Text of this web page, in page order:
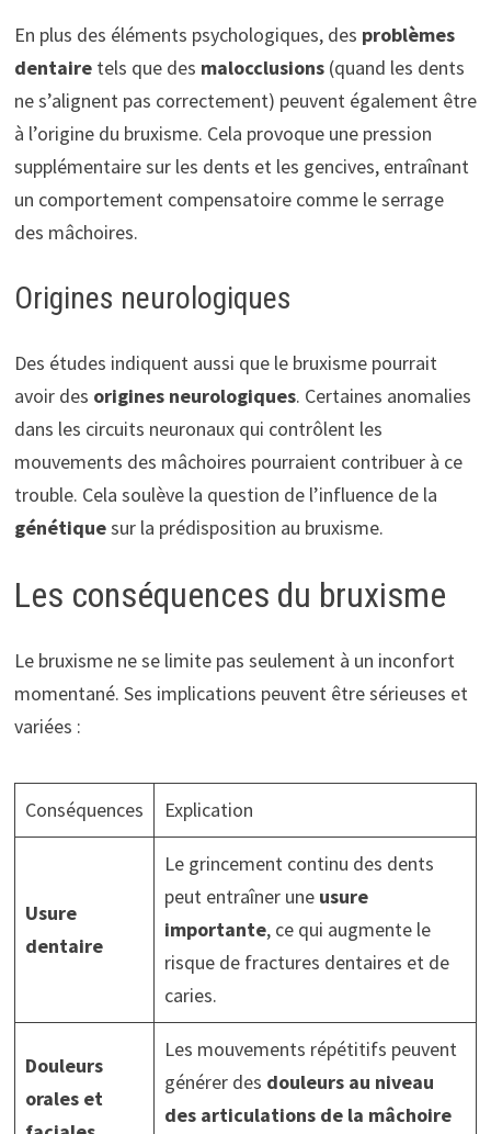
En plus des éléments psychologiques, des problèmes
dentairetels que des malocclusions(quand les dents
ne s’alignent pas correctement) peuvent également être
à l’origine du bruxisme. Cela provoque une pression
supplémentaire sur les dents et les gencives, entraînant
un comportement compensatoire comme le serrage
des mâchoires.
Origines neurologiques
Des études indiquent aussi que le bruxisme pourrait
avoir des origines neurologiques. Certaines anomalies
dans les circuits neuronaux qui contrôlent les
mouvements des mâchoires pourraient contribuer à ce
trouble. Cela soulève la question de l’influence de la
génétiquesur la prédisposition au bruxisme.
Les conséquences du bruxisme
Le bruxisme ne se limite pas seulement à un inconfort
momentané. Ses implications peuvent être sérieuses et
variées :
Conséquences Explication
Usure
dentaire
Le grincement continu des dents
peut entraîner une usure
importante, ce qui augmente le
risque de fractures dentaires et de
caries.
Douleurs
orales et
Les mouvements répétitifs peuvent
générer des douleurs au niveau
des articulations de la mâchoire